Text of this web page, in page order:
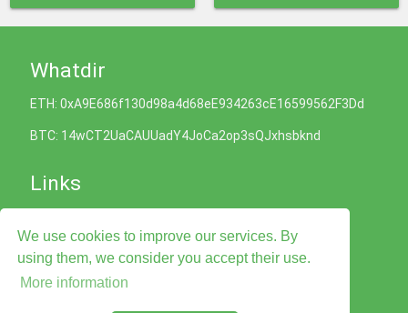
We use cookies to improve our services. By
using them, we consider you accept their use.
More information
Whatdir
ETH: 0xA9E686f130d98a4d68eE934263cE16599562F3Dd
BTC: 14wCT2UaCAUUadY4JoCa2op3sQJxhsbknd
Links
Privacy Policy
Terms of Service
Legal Advise